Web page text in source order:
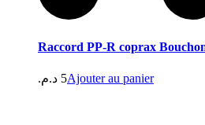
Raccord PP-R coprax
5 د.م. Ajouter au panier